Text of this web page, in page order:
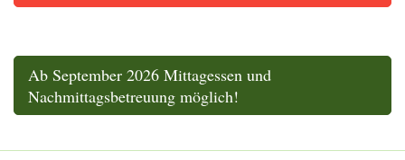
Ab September 2026 Mittagessen und
Nachmittagsbetreuung möglich!